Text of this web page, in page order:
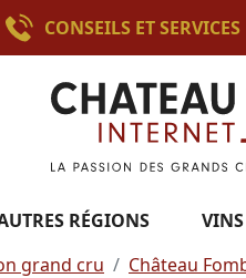
CONSEILS ET SERVICES
RÉGIONS
grand cru Château